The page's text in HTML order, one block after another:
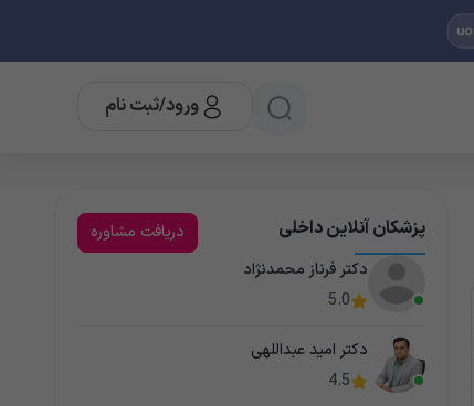
ورود/ثبت نام
پزشکان آنلاین داخلی
دریافت مشاوره
دکتر فرناز محمدنژاد
5.0
دکتر امید عبداللهی
4.5